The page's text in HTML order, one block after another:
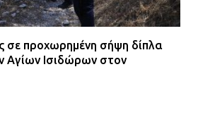
σε προχωρημένη σήψη δίπλα
Αγίων Ισιδώρων στον